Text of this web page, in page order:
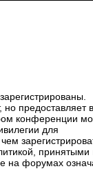
но предоставляет
конференции
для
принятыми
на форумах